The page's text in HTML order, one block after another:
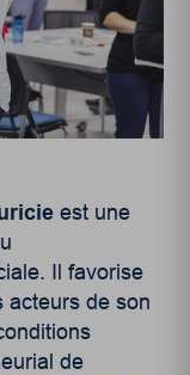
est une
Il favorise
acteurs de son
de